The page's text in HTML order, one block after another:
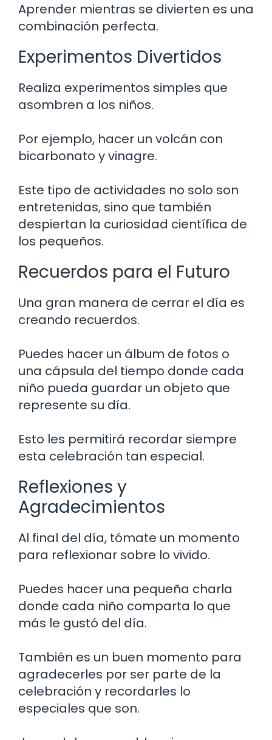
Aprender mientras se divierten es una
combinación perfecta.
Experimentos Divertidos
Realiza experimentos simples que
asombren a los niños.
Por ejemplo, hacer un volcán con
bicarbonato y vinagre.
Este tipo de actividades no solo son
entretenidas, sino que también
despiertan la curiosidad científica de
los pequeños.
Recuerdos para el Futuro
Una gran manera de cerrar el día es
creando recuerdos.
Puedes hacer un álbum de fotos o
una cápsula del tiempo donde cada
niño pueda guardar un objeto que
represente su día.
Esto les permitirá recordar siempre
esta celebración tan especial.
Reflexiones y
Agradecimientos
Al final del día, tómate un momento
para reflexionar sobre lo vivido.
Puedes hacer una pequeña charla
donde cada niño comparta lo que
más le gustó del día.
También es un buen momento para
agradecerles por ser parte de la
celebración y recordarles lo
especiales que son.